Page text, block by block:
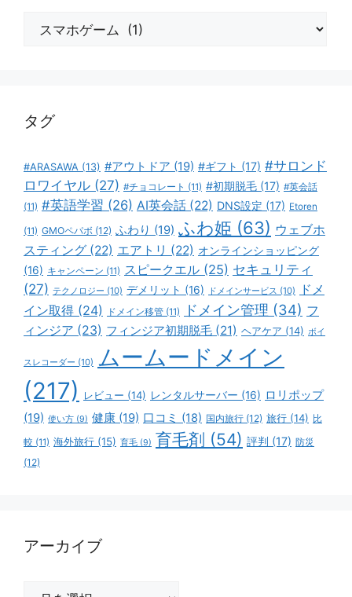
タグ
#ARASAWA (13) #アウトドア (19) #ギフト (17) #サロンド
ロワイヤル (27) #チョコレート (11) #初期脱毛 (17) #英会話
(11) #英語学習 (26) AI英会話 (22) DNS設定 (17) Etoren
(11) GMOペパボ (12) ふわり (19) ふわ姫 (63) ウェブホ
スティング (22) エアトリ (22) オンラインショッピング
(16) キャンペーン (11) スピークエル (25) セキュリティ
(27) テクノロジー (10) デメリット (16) ドメインサービス (10)
ドメ
イン取得 (24) ドメイン移管 (11) ドメイン管理 (34) フ
ィンジア (23) フィンジア初期脱毛 (21) ヘアケア (14) ボイ
スレコーダー (10) ムームードメイン
(217)
レビュー (14) レンタルサーバー (16) ロリポップ
(19) 使い方 (9) 健康 (19) 口コミ (18) 国内旅行 (12) 旅行 (14) 比
較 (11) 海外旅行 (15) 育毛 (9) 育毛剤 (54) 評判 (17) 防災
(12)
アーカイブ